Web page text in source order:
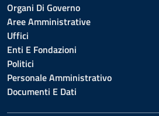
Organi Di Governo
Aree Amministrative
Uffici
Enti E Fondazioni
Politici
Personale Amministrativo
Documenti E Dati